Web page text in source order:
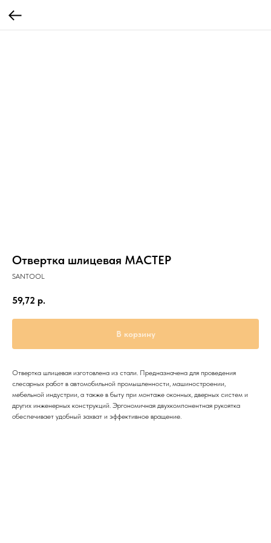
Отвертка шлицевая МАСТЕР
SANTOOL
59,72 р.
В корзину
Отвертка шлицевая изготовлена из стали. Предназначена для проведения
слесарных работ в автомобильной промышленности, машиностроении,
мебельной индустрии, а также в быту при монтаже оконных, дверных систем и
других инженерных конструкций. Эргономичная двухкомпонентная рукоятка
обеспечивает удобный захват и эффективное вращение.